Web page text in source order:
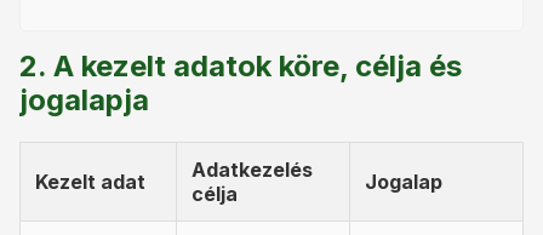
2. A kezelt adatok köre, célja és
jogalapja
Kezelt adat
Adatkezelés
célja
Jogalap